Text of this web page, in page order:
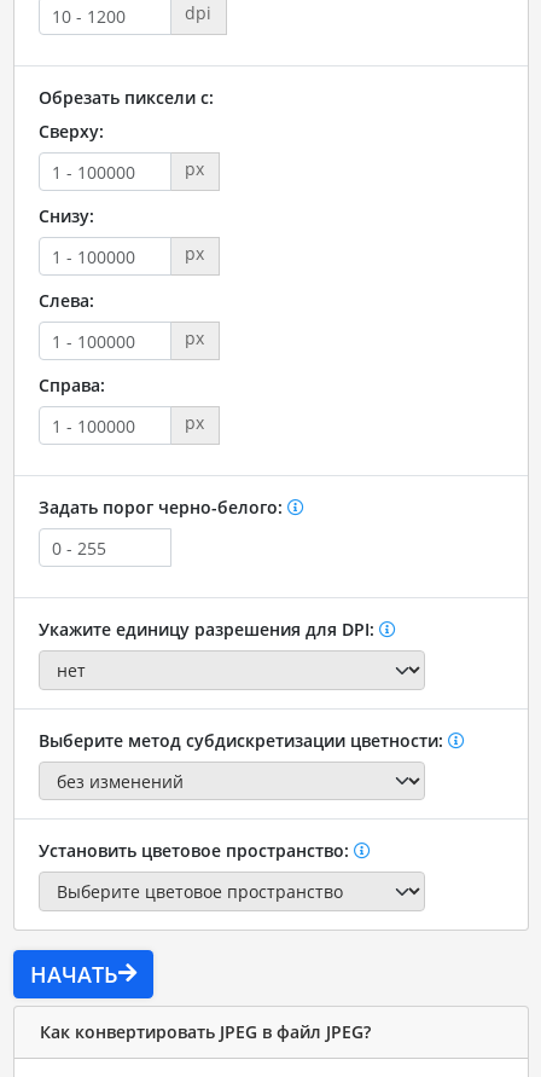
dpi
Обрезать пиксели с:
Сверху:
px
Снизу:
px
Слева:
px
Справа:
px
Задать порог черно-белого:
Укажите единицу разрешения для DPI:
Выберите метод субдискретизации цветности:
Установить цветовое пространство:
НАЧАТЬ
Как конвертировать JPEG в файл JPEG?